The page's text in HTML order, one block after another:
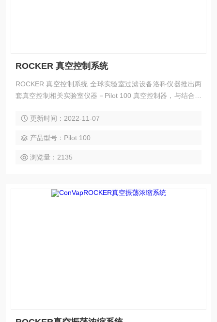
ROCKER 真空控制系统
ROCKER 真空控制系统 全球实验室过滤设备洛科仪器推出两
套真空控制相关实验室仪器－Pilot 100 真空控制器，与结合了
更新时间：2022-11-07
产品型号：Pilot 100
浏览量：2135